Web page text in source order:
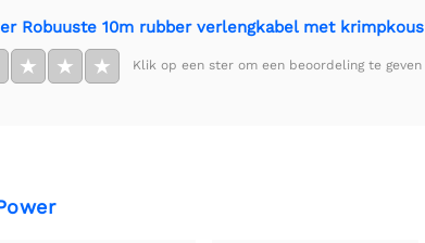
Robuuste 10m rubber verlengkabel met krimpkous
★ ★ ★ Klik op een ster om een beoordeling te geven